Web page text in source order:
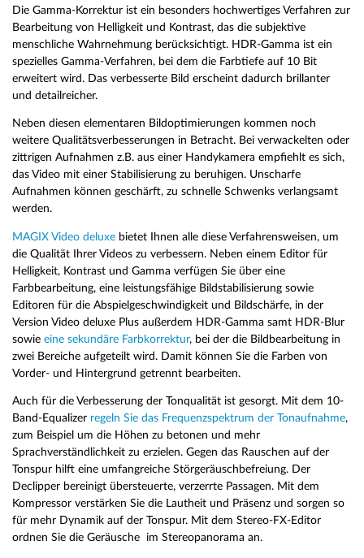
Die Gamma-Korrektur ist ein besonders hochwertiges Verfahren zur
Bearbeitung von Helligkeit und Kontrast, das die subjektive
menschliche Wahrnehmung berücksichtigt. HDR-Gamma ist ein
spezielles Gamma-Verfahren, bei dem die Farbtiefe auf 10 Bit
erweitert wird. Das verbesserte Bild erscheint dadurch brillanter
und detailreicher.
Neben diesen elementaren Bildoptimierungen kommen noch
weitere Qualitätsverbesserungen in Betracht. Bei verwackelten oder
zittrigen Aufnahmen z.B. aus einer Handykamera empfiehlt es sich,
das Video mit einer Stabilisierung zu beruhigen. Unscharfe
Aufnahmen können geschärft, zu schnelle Schwenks verlangsamt
werden.
MAGIX Video deluxe bietet Ihnen alle diese Verfahrensweisen, um
die Qualität Ihrer Videos zu verbessern. Neben einem Editor für
Helligkeit, Kontrast und Gamma verfügen Sie über eine
Farbbearbeitung, eine leistungsfähige Bildstabilisierung sowie
Editoren für die Abspielgeschwindigkeit und Bildschärfe, in der
Version Video deluxe Plus außerdem HDR-Gamma samt HDR-Blur
sowie eine sekundäre Farbkorrektur, bei der die Bildbearbeitung in
zwei Bereiche aufgeteilt wird. Damit können Sie die Farben von
Vorder- und Hintergrund getrennt bearbeiten.
Auch für die Verbesserung der Tonqualität ist gesorgt. Mit dem 10-
Band-Equalizer regeln Sie das Frequenzspektrum der Tonaufnahme,
zum Beispiel um die Höhen zu betonen und mehr
Sprachverständlichkeit zu erzielen. Gegen das Rauschen auf der
Tonspur hilft eine umfangreiche Störgeräuschbefreiung. Der
Declipper bereinigt übersteuerte, verzerrte Passagen. Mit dem
Kompressor verstärken Sie die Lautheit und Präsenz und sorgen so
für mehr Dynamik auf der Tonspur. Mit dem Stereo-FX-Editor
ordnen Sie die Geräusche im Stereopanorama an.